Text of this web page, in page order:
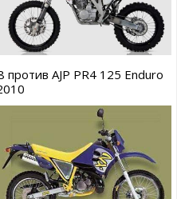
AJP PR4 125 Enduro